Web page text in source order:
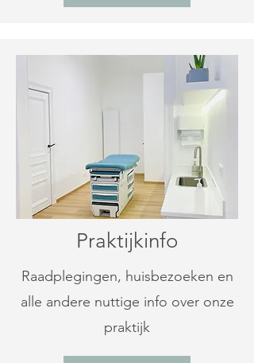
Praktijkinfo
Raadplegingen, huisbezoeken en
alle andere nuttige info over onze
praktijk